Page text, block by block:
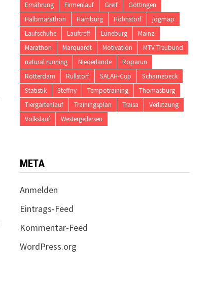
Ernährung
Firmenlauf Greif
Göttingen
Halbmarathon
Hamburg Hohnstorf
jogmap
Laufschuhe
Lauftreff Lüneburg
Mainz
Marathon
Marquardt Motivation
MTV Treubund
natural running
Niederlande
Roparun
Rotterdam
Rullstorf SALAH-Cup
Scharnebeck
Statistik
Steffny Tempotraining
Thomasburg
Tiergartenlauf
Trainingsplan Traisa
Verletzung
Volkslauf
Westergellersen
META
Anmelden
Eintrags-Feed
Kommentar-Feed
WordPress.org